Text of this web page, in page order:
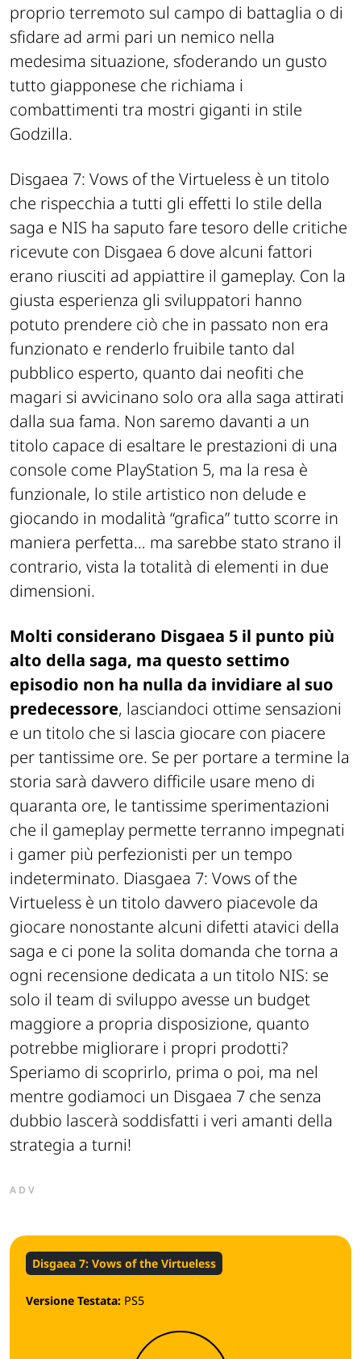
proprio terremoto sul campo di battaglia o di
sfidare ad armi pari un nemico nella
medesima situazione, sfoderando un gusto
tutto giapponese che richiama i
combattimenti tra mostri giganti in stile
Godzilla.
Disgaea 7: Vows of the Virtueless è un titolo
che rispecchia a tutti gli effetti lo stile della
saga e NIS ha saputo fare tesoro delle critiche
ricevute con Disgaea 6 dove alcuni fattori
erano riusciti ad appiattire il gameplay. Con la
giusta esperienza gli sviluppatori hanno
potuto prendere ciò che in passato non era
funzionato e renderlo fruibile tanto dal
pubblico esperto, quanto dai neofiti che
magari si avvicinano solo ora alla saga attirati
dalla sua fama. Non saremo davanti a un
titolo capace di esaltare le prestazioni di una
console come PlayStation 5, ma la resa è
funzionale, lo stile artistico non delude e
giocando in modalità “grafica” tutto scorre in
maniera perfetta… ma sarebbe stato strano il
contrario, vista la totalità di elementi in due
dimensioni.
Molti considerano Disgaea 5 il punto più
alto della saga, ma questo settimo
episodio non ha nulla da invidiare al suo
predecessore, lasciandoci ottime sensazioni
e un titolo che si lascia giocare con piacere
per tantissime ore. Se per portare a termine la
storia sarà davvero difficile usare meno di
quaranta ore, le tantissime sperimentazioni
che il gameplay permette terranno impegnati
i gamer più perfezionisti per un tempo
indeterminato. Diasgaea 7: Vows of the
Virtueless è un titolo davvero piacevole da
giocare nonostante alcuni difetti atavici della
saga e ci pone la solita domanda che torna a
ogni recensione dedicata a un titolo NIS: se
solo il team di sviluppo avesse un budget
maggiore a propria disposizione, quanto
potrebbe migliorare i propri prodotti?
Speriamo di scoprirlo, prima o poi, ma nel
mentre godiamoci un Disgaea 7 che senza
dubbio lascerà soddisfatti i veri amanti della
strategia a turni!
ADV
Disgaea 7: Vows of the Virtueless
Versione Testata: PS5